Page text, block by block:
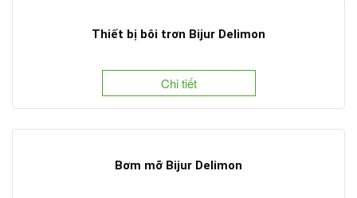
Thiết bị bôi trơn Bijur Delimon
Chi tiết
Bơm mỡ Bijur Delimon